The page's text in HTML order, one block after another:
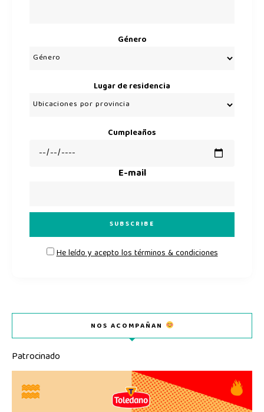
Género
Lugar de residencia
Cumpleaños
E-mail
He leído y acepto los términos & condiciones
NOS ACOMPAÑAN
Patrocinado